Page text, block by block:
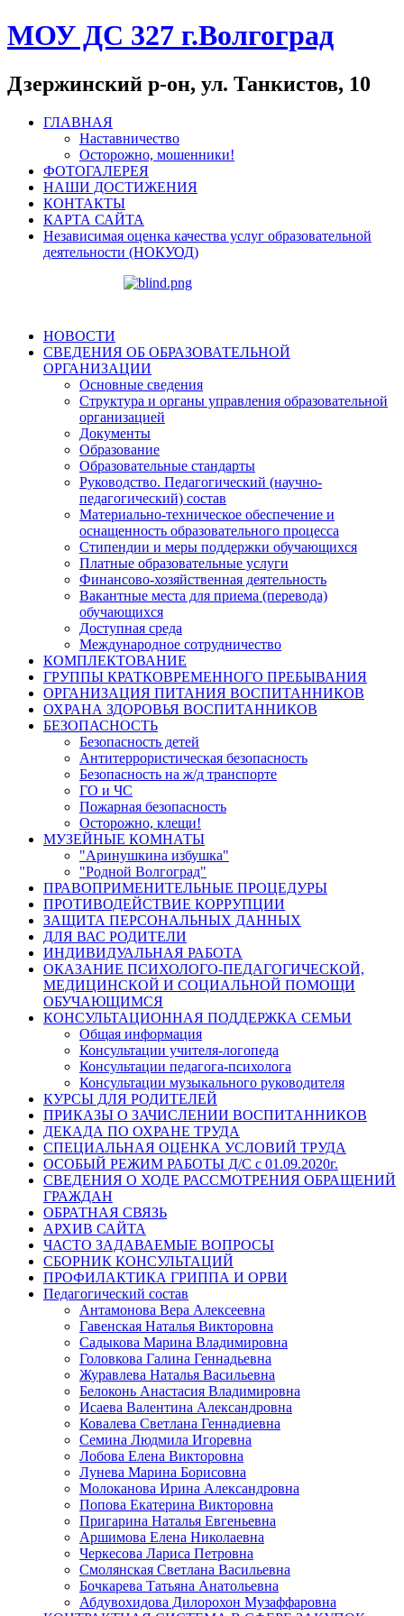
МОУ ДС 327 г.Волгоград
Дзержинский р-он, ул. Танкистов, 10
ГЛАВНАЯ
Наставничество
Осторожно, мошенники!
ФОТОГАЛЕРЕЯ
НАШИ ДОСТИЖЕНИЯ
КОНТАКТЫ
КАРТА САЙТА
Независимая оценка качества услуг образовательной
деятельности (НОКУОД)
НОВОСТИ
СВЕДЕНИЯ ОБ ОБРАЗОВАТЕЛЬНОЙ
ОРГАНИЗАЦИИ
Основные сведения
Структура и органы управления образовательной
организацией
Документы
Образование
Образовательные стандарты
Руководство. Педагогический (научно-
педагогический) состав
Материально-техническое обеспечение и
оснащенность образовательного процесса
Стипендии и меры поддержки обучающихся
Платные образовательные услуги
Финансово-хозяйственная деятельность
Вакантные места для приема (перевода)
обучающихся
Доступная среда
Международное сотрудничество
КОМПЛЕКТОВАНИЕ
ГРУППЫ КРАТКОВРЕМЕННОГО ПРЕБЫВАНИЯ
ОРГАНИЗАЦИЯ ПИТАНИЯ ВОСПИТАННИКОВ
ОХРАНА ЗДОРОВЬЯ ВОСПИТАННИКОВ
БЕЗОПАСНОСТЬ
Безопасность детей
Антитеррористическая безопасность
Безопасность на ж/д транспорте
ГО и ЧС
Пожарная безопасность
Осторожно, клещи!
МУЗЕЙНЫЕ КОМНАТЫ
"Аринушкина избушка"
"Родной Волгоград"
ПРАВОПРИМЕНИТЕЛЬНЫЕ ПРОЦЕДУРЫ
ПРОТИВОДЕЙСТВИЕ КОРРУПЦИИ
ЗАЩИТА ПЕРСОНАЛЬНЫХ ДАННЫХ
ДЛЯ ВАС РОДИТЕЛИ
ИНДИВИДУАЛЬНАЯ РАБОТА
ОКАЗАНИЕ ПСИХОЛОГО-ПЕДАГОГИЧЕСКОЙ,
МЕДИЦИНСКОЙ И СОЦИАЛЬНОЙ ПОМОЩИ
ОБУЧАЮЩИМСЯ
КОНСУЛЬТАЦИОННАЯ ПОДДЕРЖКА СЕМЬИ
Общая информация
Консультации учителя-логопеда
Консультации педагога-психолога
Консультации музыкального руководителя
КУРСЫ ДЛЯ РОДИТЕЛЕЙ
ПРИКАЗЫ О ЗАЧИСЛЕНИИ ВОСПИТАННИКОВ
ДЕКАДА ПО ОХРАНЕ ТРУДА
СПЕЦИАЛЬНАЯ ОЦЕНКА УСЛОВИЙ ТРУДА
ОСОБЫЙ РЕЖИМ РАБОТЫ Д/С с 01.09.2020г.
СВЕДЕНИЯ О ХОДЕ РАССМОТРЕНИЯ ОБРАЩЕНИЙ
ГРАЖДАН
ОБРАТНАЯ СВЯЗЬ
АРХИВ САЙТА
ЧАСТО ЗАДАВАЕМЫЕ ВОПРОСЫ
СБОРНИК КОНСУЛЬТАЦИЙ
ПРОФИЛАКТИКА ГРИППА И ОРВИ
Педагогический состав
Антамонова Вера Алексеевна
Гавенская Наталья Викторовна
Садыкова Марина Владимировна
Головкова Галина Геннадьевна
Журавлева Наталья Васильевна
Белоконь Анастасия Владимировна
Исаева Валентина Александровна
Ковалева Светлана Геннадиевна
Семина Людмила Игоревна
Лобова Елена Викторовна
Лунева Марина Борисовна
Молоканова Ирина Александровна
Попова Екатерина Викторовна
Пригарина Наталья Евгеньевна
Аршимова Елена Николаевна
Черкесова Лариса Петровна
Смолянская Светлана Васильевна
Бочкарева Татьяна Анатольевна
Абдувохидова Дилорохон Музаффаровна